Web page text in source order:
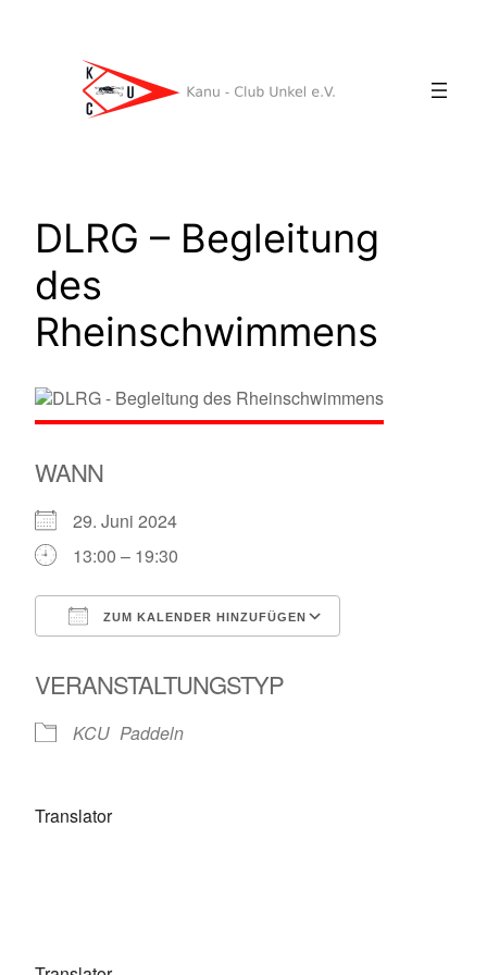
DLRG – Begleitung
des
Rheinschwimmens
WANN
29. Juni 2024
13:00 – 19:30
ZUM KALENDER HINZUFÜGEN
VERANSTALTUNGSTYP
KCU Paddeln
Translator